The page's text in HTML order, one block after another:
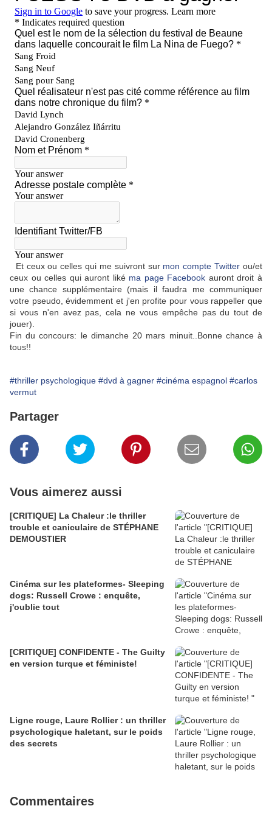
Et ceux ou celles qui me suivront sur mon compte Twitter ou/et
ceux ou celles qui auront likéma page Facebook auront droit à
une chance supplémentaire (mais il faudra me communiquer
votre pseudo, évidemment et j'en profite pour vous rappeller que
si vous n'en avez pas, cela ne vous empêche pas du tout de
jouer).
Fin du concours: le dimanche 20 mars minuit..Bonne chance à
tous!!
#thriller psychologique #dvd à gagner #cinéma espagnol #carlos
vermut
Partager
Vous aimerez aussi
[CRITIQUE] La Chaleur :le thriller
trouble et caniculaire de STÉPHANE
DEMOUSTIER
Cinéma sur les plateformes- Sleeping
dogs: Russell Crowe : enquête,
j'oublie tout
[CRITIQUE] CONFIDENTE - The Guilty
en version turque et féministe!
Ligne rouge, Laure Rollier : un thriller
psychologique haletant, sur le poids
des secrets
Commentaires